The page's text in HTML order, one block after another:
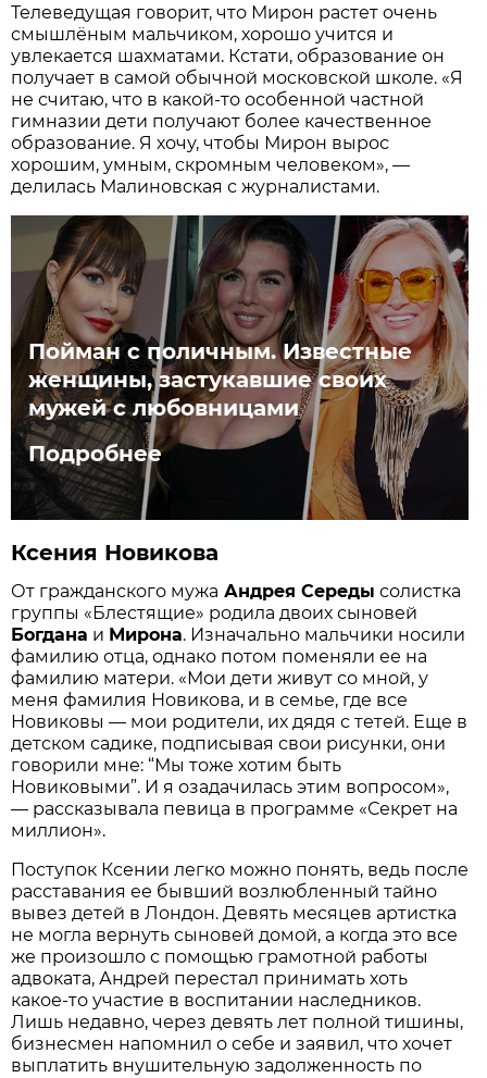
Телеведущая говорит, что Мирон растет очень
смышлёным мальчиком, хорошо учится и
увлекается шахматами. Кстати, образование он
получает в самой обычной московской школе. «Я
не считаю, что в какой-то особенной частной
гимназии дети получают более качественное
образование. Я хочу, чтобы Мирон вырос
хорошим, умным, скромным человеком», —
делилась Малиновская с журналистами.
Пойман с поличным. Известные
женщины, застукавшие своих
мужей с любовницами
Подробнее
Ксения Новикова
От гражданского мужа Андрея Середы солистка
группы «Блестящие» родила двоих сыновей
Богдана и Мирона. Изначально мальчики носили
фамилию отца, однако потом поменяли ее на
фамилию матери. «Мои дети живут со мной, у
меня фамилия Новикова, и в семье, где все
Новиковы — мои родители, их дядя с тетей. Еще в
детском садике, подписывая свои рисунки, они
говорили мне: “Мы тоже хотим быть
Новиковыми”. И я озадачилась этим вопросом»,
— рассказывала певица в программе «Секрет на
миллион».
Поступок Ксении легко можно понять, ведь после
расставания ее бывший возлюбленный тайно
вывез детей в Лондон. Девять месяцев артистка
не могла вернуть сыновей домой, а когда это все
же произошло с помощью грамотной работы
адвоката, Андрей перестал принимать хоть
какое-то участие в воспитании наследников.
Лишь недавно, через девять лет полной тишины,
бизнесмен напомнил о себе и заявил, что хочет
выплатить внушительную задолженность по